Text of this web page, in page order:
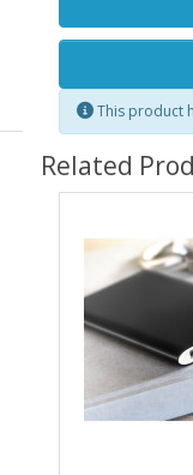
This product
Related